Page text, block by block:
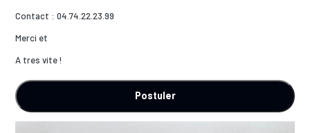
Contact : 04.74.22.23.99
Merci et
A tres vite !